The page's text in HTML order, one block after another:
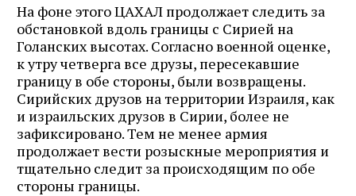
На фоне этого ЦАХАЛ продолжает следить за
обстановкой вдоль границы с Сирией на
Голанских высотах. Согласно военной оценке,
к утру четверга все друзы, пересекавшие
границу в обе стороны, были возвращены.
Сирийских друзов на территории Израиля, как
и израильских друзов в Сирии, более не
зафиксировано. Тем не менее армия
продолжает вести розыскные мероприятия и
тщательно следит за происходящим по обе
стороны границы.